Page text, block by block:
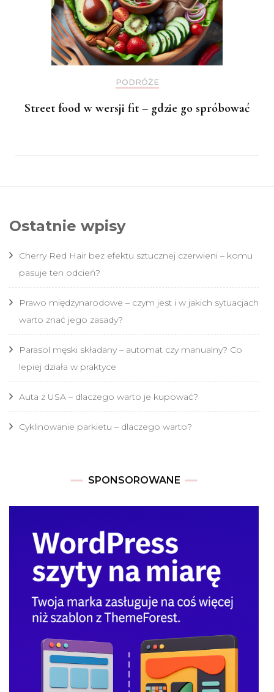
PODRÓŻE
Street food w wersji fit – gdzie go spróbować
Ostatnie wpisy
Cherry Red Hair bez efektu sztucznej czerwieni – komu
pasuje ten odcień?
Prawo międzynarodowe – czym jest i w jakich sytuacjach
warto znać jego zasady?
Parasol męski składany – automat czy manualny? Co
lepiej działa w praktyce
Auta z USA – dlaczego warto je kupować?
Cyklinowanie parkietu – dlaczego warto?
SPONSOROWANE